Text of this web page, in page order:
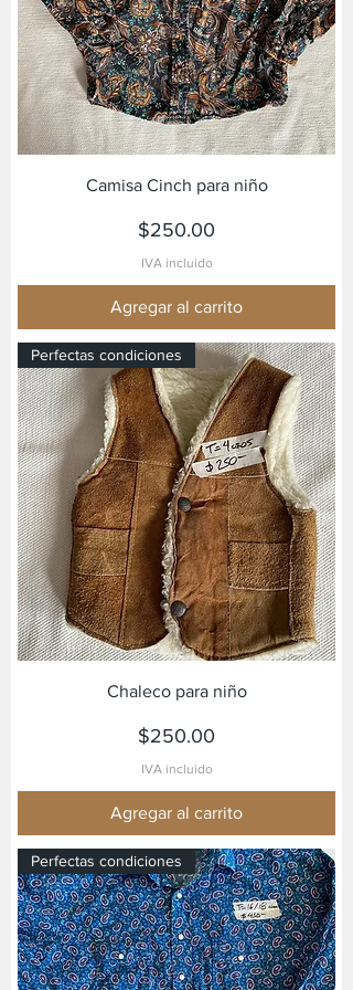
Camisa Cinch para niño
Precio
$250.00
IVA incluido
Agregar al carrito
Perfectas condiciones
Chaleco para niño
Precio
$250.00
IVA incluido
Agregar al carrito
Perfectas condiciones